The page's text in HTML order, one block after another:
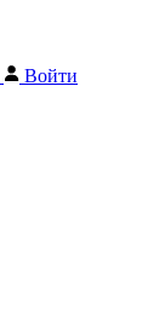
Войти